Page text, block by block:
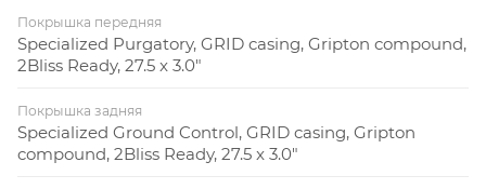
Покрышка передняя
Specialized Purgatory, GRID casing, Gripton compound,
2Bliss Ready, 27.5 x 3.0"
Покрышка задняя
Specialized Ground Control, GRID casing, Gripton
compound, 2Bliss Ready, 27.5 x 3.0"